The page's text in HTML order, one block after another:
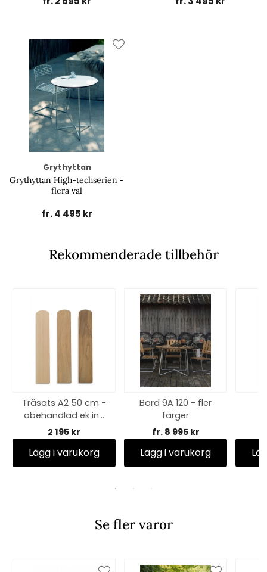
Grythyttan
Grythyttan High-techserien -
flera val
fr. 4 495 kr
Rekommenderade tillbehör
Träsats A2 50 cm -
obehandlad ek inkl
skruv
2 195 kr
Lägg i varukorg
Bord 9A 120 - fler
färger
fr. 8 995 kr
Lägg i varukorg
Se fler varor